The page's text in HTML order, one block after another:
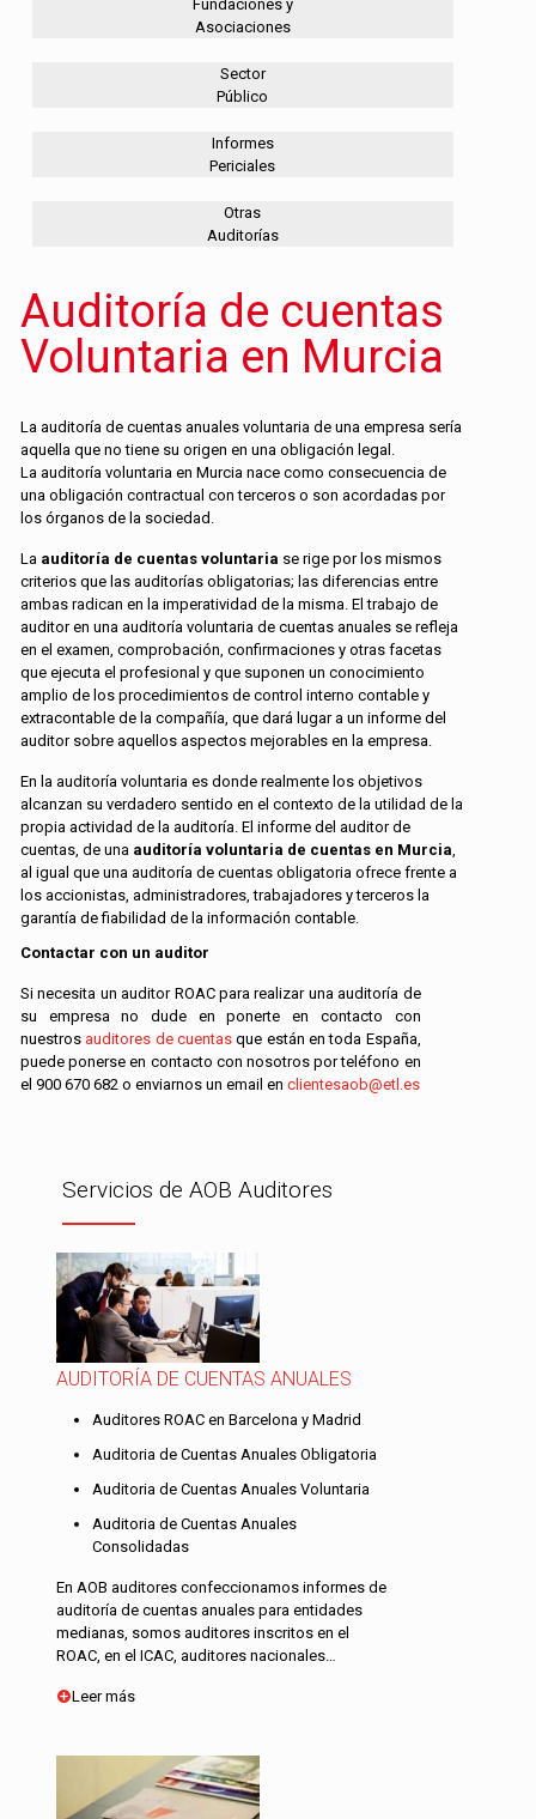
Fundaciones y
Asociaciones
Sector
Público
Informes
Periciales
Otras
Auditorías
Auditoría de cuentas
Voluntaria en Murcia
La auditoría de cuentas anuales voluntaria de una empresa sería
aquella que no tiene su origen en una obligación legal.
La auditoría voluntaria en Murcia nace como consecuencia de
una obligación contractual con terceros o son acordadas por
los órganos de la sociedad.
La auditoría de cuentas voluntaria se rige por los mismos
criterios que las auditorías obligatorias; las diferencias entre
ambas radican en la imperatividad de la misma. El trabajo de
auditor en una auditoría voluntaria de cuentas anuales se refleja
en el examen, comprobación, confirmaciones y otras facetas
que ejecuta el profesional y que suponen un conocimiento
amplio de los procedimientos de control interno contable y
extracontable de la compañía, que dará lugar a un informe del
auditor sobre aquellos aspectos mejorables en la empresa.
En la auditoría voluntaria es donde realmente los objetivos
alcanzan su verdadero sentido en el contexto de la utilidad de la
propia actividad de la auditoría. El informe del auditor de
cuentas, de una auditoría voluntaria de cuentas en Murcia,
al igual que una auditoría de cuentas obligatoria ofrece frente a
los accionistas, administradores, trabajadores y terceros la
garantía de fiabilidad de la información contable.
Contactar con un auditor
Si necesita un auditor ROAC para realizar una auditoría de
su empresa no dude en ponerte en contacto con
nuestros auditores de cuentasque están en toda España,
puede ponerse en contacto con nosotros por teléfono en
el 900 670 682 o enviarnos un email en clientesaob@etl.es
Servicios de AOB Auditores
AUDITORÍA DE CUENTAS ANUALES
Auditores ROAC en Barcelona y Madrid
Auditoria de Cuentas Anuales Obligatoria
Auditoria de Cuentas Anuales Voluntaria
Auditoria de Cuentas Anuales
Consolidadas
En AOB auditores confeccionamos informes de
auditoría de cuentas anuales para entidades
medianas, somos auditores inscritos en el
ROAC, en el ICAC, auditores nacionales…
Leer más